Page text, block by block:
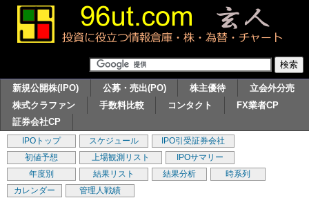
新規公開株(IPO) 公募・売出(PO) 株主優待
立会外分売
株式クラファン
手数料比較 コンタクト
FX業者CP
証券会社CP
IPOトップ スケジュール
IPO引受証券会社
初値予想
上場観測リスト
IPOサマリー
年度別
結果リスト 結果分析
時系列
カレンダー
管理人戦績